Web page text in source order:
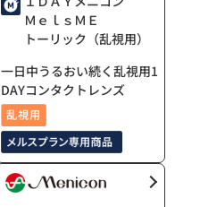
ＭｅｌｓＭＥ
トーリック（乱視用）
一日中うるおい続く乱視用1
DAYコンタクトレンズ